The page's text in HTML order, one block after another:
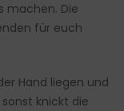
machen. Die
für euch
Hand liegen und
knickt die